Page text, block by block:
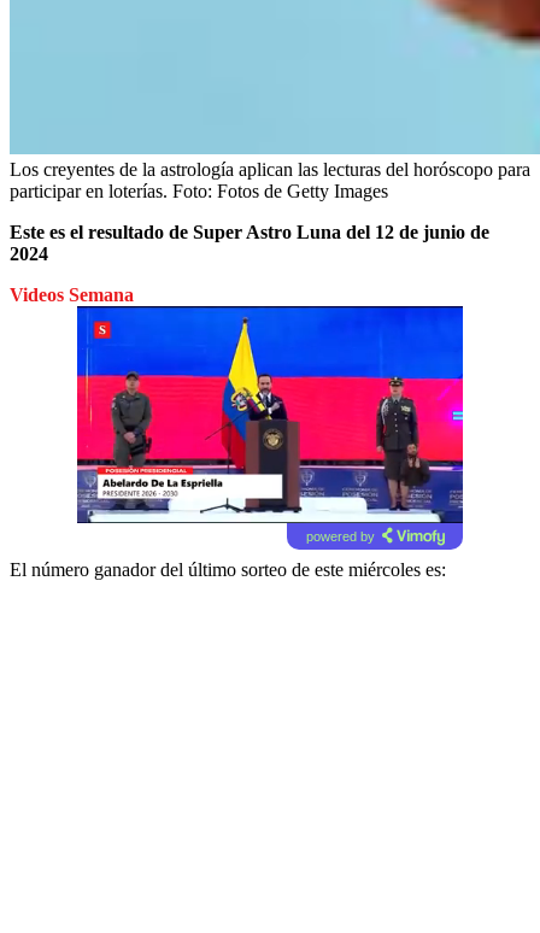
Los creyentes de la astrología aplican las lecturas del horóscopo para
participar en loterías. Foto: Fotos de Getty Images
Este es el resultado de Super Astro Luna del 12 de junio de
2024
Videos Semana
powered by
El número ganador del último sorteo de este miércoles es: